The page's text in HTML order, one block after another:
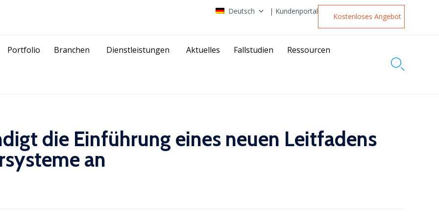
Deutsch | Kundenportal
Kostenloses Angebot
Portfolio Branchen Dienstleistungen Aktuelles Fallstudien Ressourcen

die Einführung eines neuen Leitfadens
an